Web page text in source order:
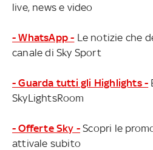
live, news e video
- WhatsApp - Le notizie che
canale di Sky Sport
- Guarda tutti gli Highlights -
SkyLightsRoom
- Offerte Sky - Scopri le
attivale subito